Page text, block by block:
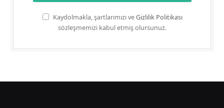
Kaydolmakla, şartlarımızı veGizlilik Politikası
sözleşmemizi kabul etmiş olursunuz.